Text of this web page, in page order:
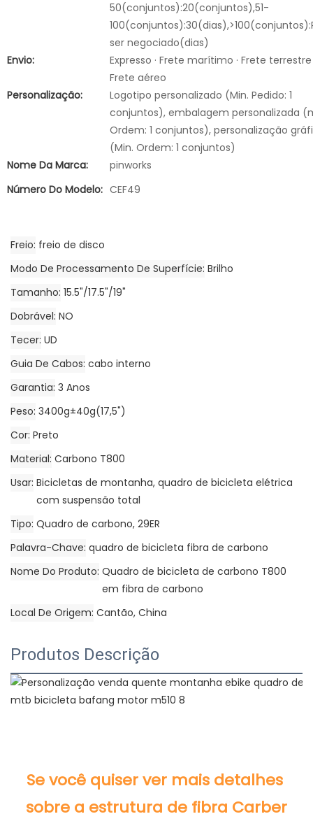
50(conjuntos):20(conjuntos),51-
ser negociado(dias)
Envio:
Expresso · Frete marítimo · Frete terrestre
Frete aéreo
Personalização:
Logotipo personalizado (Min. Pedido: 1
conjuntos), embalagem personalizada
Ordem: 1 conjuntos), personalização
(Min. Ordem: 1 conjuntos)
Nome Da Marca:
pinworks
Número Do Modelo: CEF49
Freio freio de disco
Modo De Processamento De Superfície Brilho
Tamanho 15.5"/17.5"/19"
Dobrável NO
Tecer UD
Guia De Cabos cabo interno
Garantia 3 Anos
Peso 3400g±40g(17,5")
Cor Preto
Material Carbono T800
Usar Bicicletas de montanha, quadro de bicicleta elétrica
com suspensão total
Tipo Quadro de carbono, 29ER
Palavra-Chave quadro de bicicleta fibra de carbono
Nome Do Produto Quadro de bicicleta de carbono T800
em fibra de carbono
Local De Origem Cantão, China
Produtos Descrição
Se você quiser ver mais detalhes